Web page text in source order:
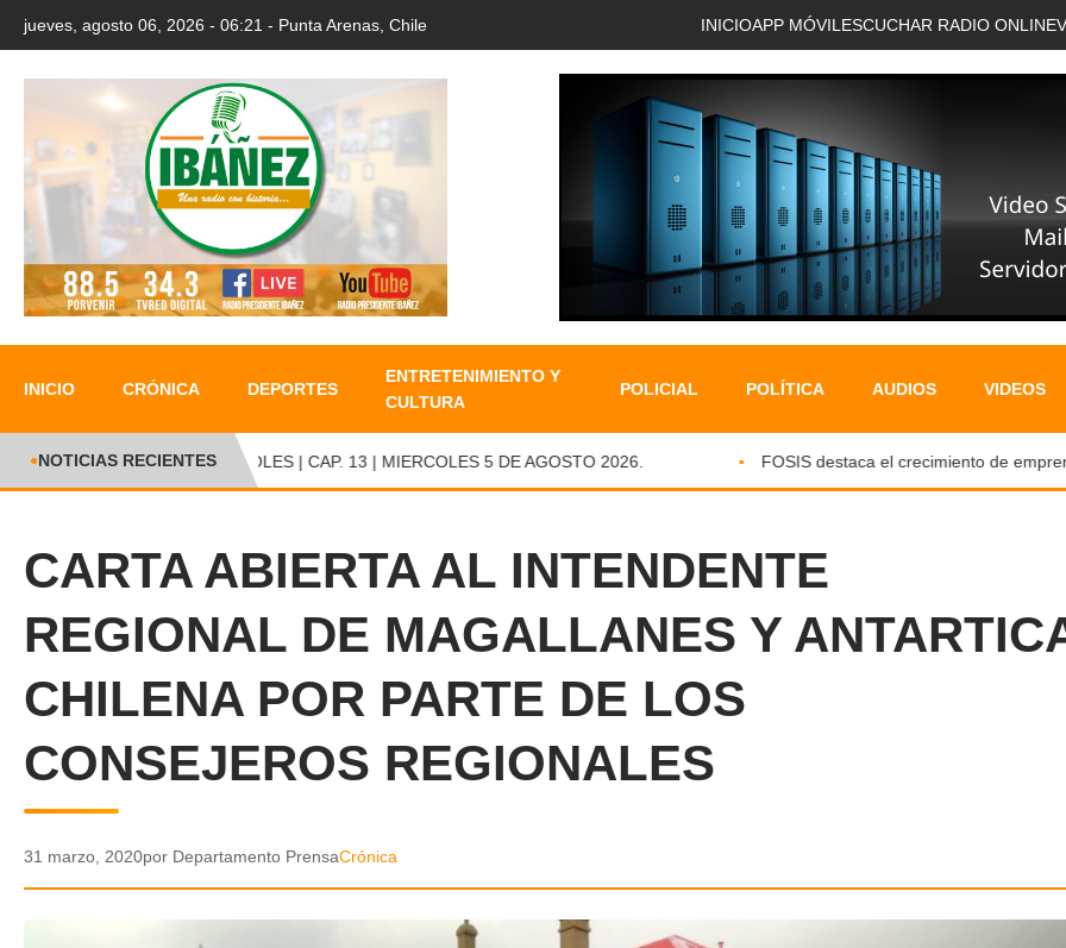
jueves, agosto 06, 2026 - 06:21 - Punta Arenas, Chile INICIOAPP MÓVIL ESCUCHAR RADIO ONLINE
INICIO CRÓNICA DEPORTES
ENTRETENIMIENTO Y
CULTURA
POLICIAL POLÍTICA AUDIOS VIDEOS
●NOTICIAS RECIENTES
ENTRE RED Y GOLES | CAP. 13 | MIERCOLES 5 DE AGOSTO 2026. FOSIS destaca el crecimiento de
CARTA ABIERTA AL INTENDENTE
REGIONAL DE MAGALLANES Y
CHILENA POR PARTE DE LOS
CONSEJEROS REGIONALES
31 marzo, 2020por Departamento PrensaCrónica